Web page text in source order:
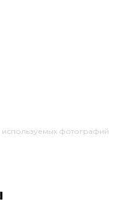
используемых фотографий